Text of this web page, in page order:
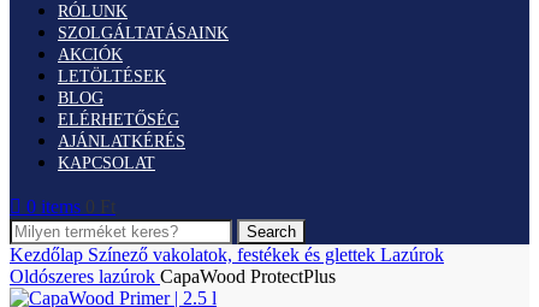
RÓLUNK
SZOLGÁLTATÁSAINK
AKCIÓK
LETÖLTÉSEK
BLOG
ELÉRHETŐSÉG
AJÁNLATKÉRÉS
KAPCSOLAT
0 items 0 Ft
Search
Kezdőlap Színező vakolatok, festékek és glettek Lazúrok
Oldószeres lazúrok CapaWood ProtectPlus